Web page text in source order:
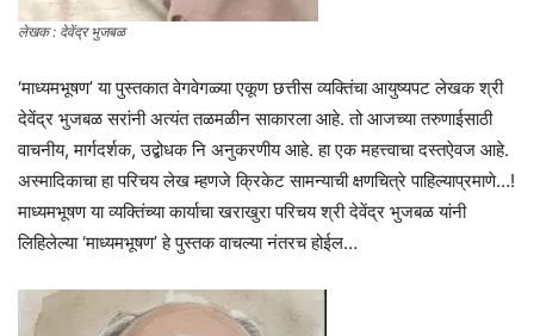
लेखक : देवेंद्र भुजबळ
‘माध्यमभूषण’ या पुस्तकात वेगवेगळ्या एकूण छत्तीस व्यक्तिंचा आयुष्यपट लेखक श्री
देवेंद्र भुजबळ सरांनी अत्यंत तळमळीन साकारला आहे. तो आजच्या तरुणाईसाठी
वाचनीय, मार्गदर्शक, उद्बोधक नि अनुकरणीय आहे. हा एक महत्त्वाचा दस्तऐवज आहे.
अस्मादिकाचा हा परिचय लेख म्हणजे क्रिकेट सामन्याची क्षणचित्रे पाहिल्याप्रमाणे…!
माध्यमभूषण या व्यक्तिंच्या कार्याचा खराखुरा परिचय श्री देवेंद्र भुजबळ यांनी
लिहिलेल्या ‘माध्यमभूषण’ हे पुस्तक वाचल्या नंतरच होईल…